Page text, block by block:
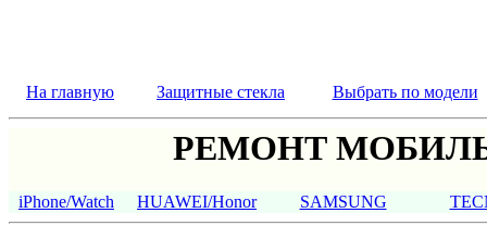
На главную Защитные стекла Выбрать по модели
РЕМОНТ
iPhone/Watch HUAWEI/Honor SAMSUNG